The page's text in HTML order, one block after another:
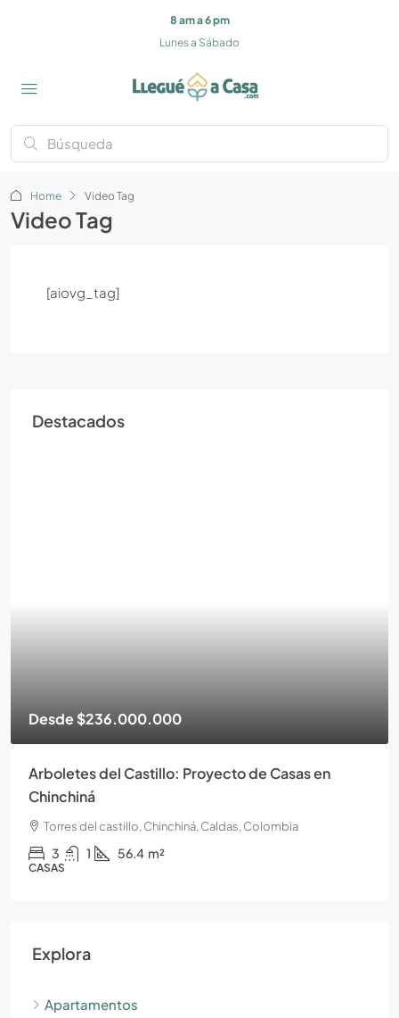
8 am a 6 pm
Lunes a Sábado
Home Video Tag
Video Tag
[aiovg_tag]
Destacados
Desde$236.000.000
Arboletes del Castillo: Proyecto de Casas en
Chinchiná
Torres del castillo, Chinchiná, Caldas, Colombia
3 1 56.4 m²
CASAS
Explora
Apartamentos